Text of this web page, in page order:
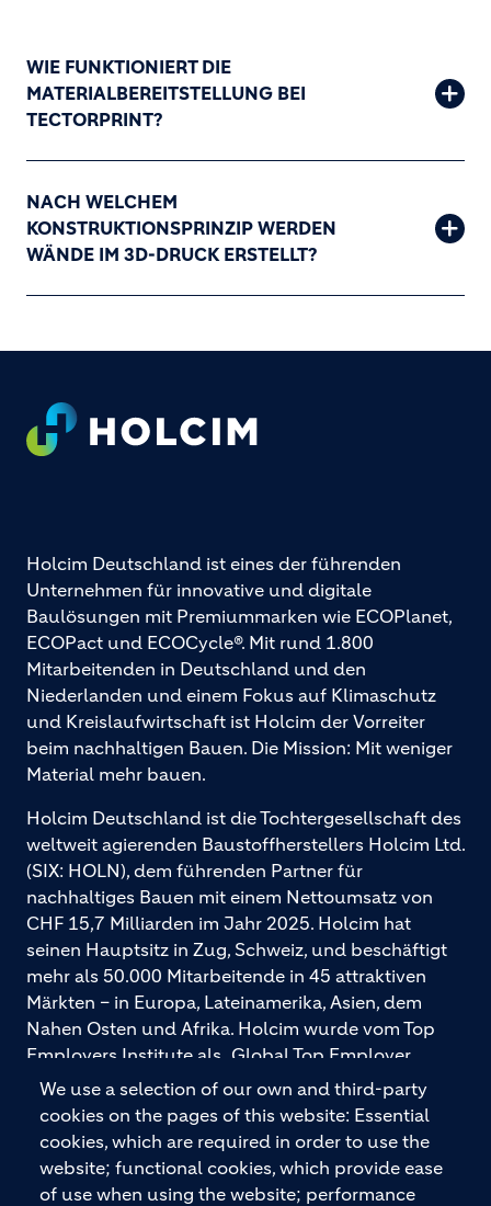
WIE FUNKTIONIERT DIE
MATERIALBEREITSTELLUNG BEI
TECTORPRINT?
NACH WELCHEM
KONSTRUKTIONSPRINZIP WERDEN
WÄNDE IM 3D-DRUCK ERSTELLT?
We use a selection of our own and third-party
cookies on the pages of this website: Essential
cookies, which are required in order to use the
website; functional cookies, which provide ease
of use when using the website; performance
Footer
Holcim Deutschland ist eines der führenden
Unternehmen für innovative und digitale
Baulösungen mit Premiummarken wie ECOPlanet,
ECOPact und ECOCycle®. Mit rund 1.800
Mitarbeitenden in Deutschland und den
Niederlanden und einem Fokus auf Klimaschutz
und Kreislaufwirtschaft ist Holcim der Vorreiter
beim nachhaltigen Bauen. Die Mission: Mit weniger
Material mehr bauen.
Holcim Deutschland ist die Tochtergesellschaft des
weltweit agierenden Baustoffherstellers Holcim Ltd.
(SIX: HOLN), dem führenden Partner für
nachhaltiges Bauen mit einem Nettoumsatz von
CHF 15,7 Milliarden im Jahr 2025. Holcim hat
seinen Hauptsitz in Zug, Schweiz, und beschäftigt
mehr als 50.000 Mitarbeitende in 45 attraktiven
Märkten – in Europa, Lateinamerika, Asien, dem
Nahen Osten und Afrika. Holcim wurde vom Top
Employers Institute als „Global Top Employer
2026“ ausgezeichnet. Holcim bietet hochwertige
Baustoffe und integrierte Baulösungen für den
gesamten Bauprozess – vom Fundament über den
Boden bis zu Wänden und Dächern – mit
Premiummarken wie ECOPact, ECOPlanet,